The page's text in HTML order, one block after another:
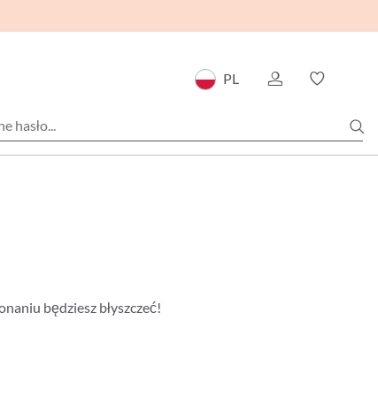
PL
będziesz błyszczeć!